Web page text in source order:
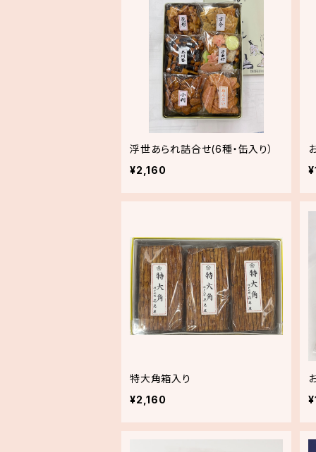
浮世あられ詰合せ(6種・缶入り）
¥2,160
特大角箱入り
¥2,160